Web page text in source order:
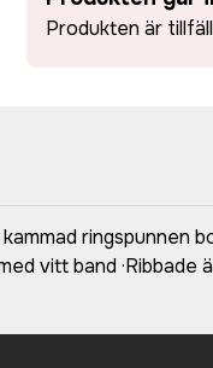
Produkten är
ringspunnen
vitt band ·Ribbade